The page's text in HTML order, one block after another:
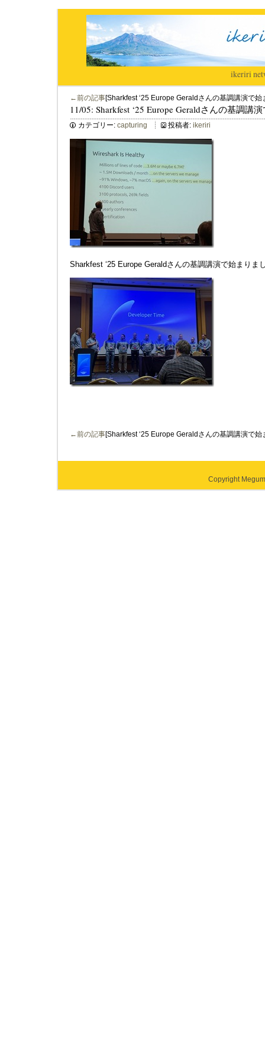
ikeriri|
←前の記事[Sharkfest ‘25 Europe Geraldさんの基調講演で始
11/05: Sharkfest ‘25 Europe Geraldさんの基調講
カテゴリー: capturing 投稿者: ikeriri
Sharkfest ‘25 Europe Geraldさんの基調講演で始まりま
←前の記事[Sharkfest ‘25 Europe Geraldさんの基調講演で始
Copyright